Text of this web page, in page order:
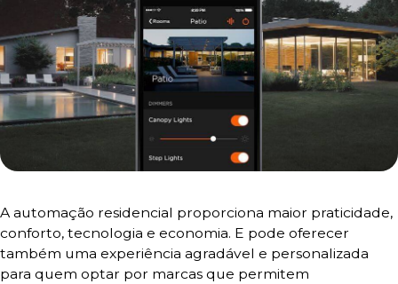
A automação residencial proporciona maior praticidade,
conforto, tecnologia e economia. E pode oferecer
também uma experiência agradável e personalizada
para quem optar por marcas que permitem